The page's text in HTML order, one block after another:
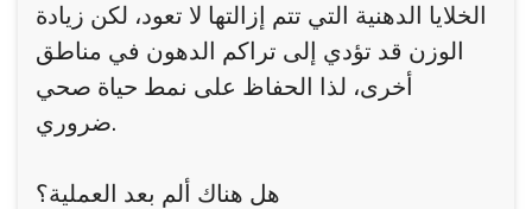
الخلايا الدهنية التي تتم إزالتها لا تعود، لكن زيادة
الوزن قد تؤدي إلى تراكم الدهون في مناطق
أخرى، لذا الحفاظ على نمط حياة صحي
ضروري.
هل هناك ألم بعد العملية؟